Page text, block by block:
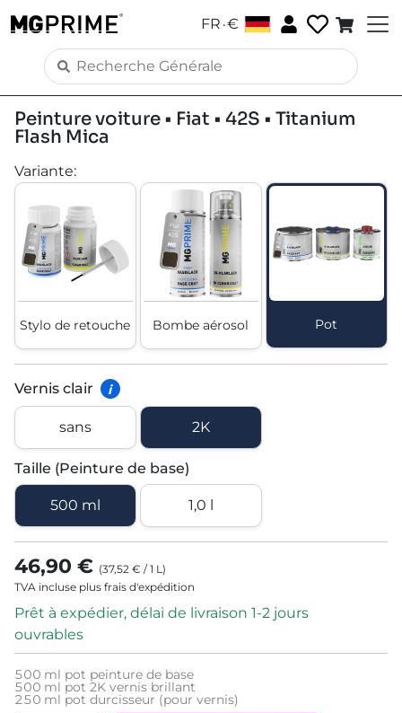
FR .€
Peinture voiture • Fiat • 42S • Titanium
Flash Mica
Variante:
Stylo de retouche Bombe aérosol Pot
Vernis clair i
sans 2K
Taille (Peinture de base)
500 ml 1,0 l
46,90 € (37,52 € /1 L )
TVA incluse plus frais d'expédition
Prêt à expédier, délai de livraison 1-2 jours
ouvrables
500 ml pot peinture de base
500 ml pot 2K vernis brillant
250 ml pot durcisseur (pour vernis)